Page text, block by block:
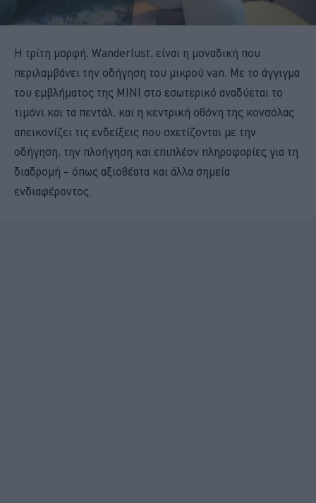
Η τρίτη μορφή, Wanderlust, είναι η μοναδική που
περιλαμβάνει την οδήγηση του μικρού van. Με το άγγιγμα
του εμβλήματος της ΜΙΝΙ στο εσωτερικό αναδύεται το
τιμόνι και τα πεντάλ, και η κεντρική οθόνη της κονσόλας
απεικονίζει τις ενδείξεις που σχετίζονται με την
οδήγηση, την πλοήγηση και επιπλέον πληροφορίες για τη
διαδρομή – όπως αξιοθέατα και άλλα σημεία
ενδιαφέροντος.